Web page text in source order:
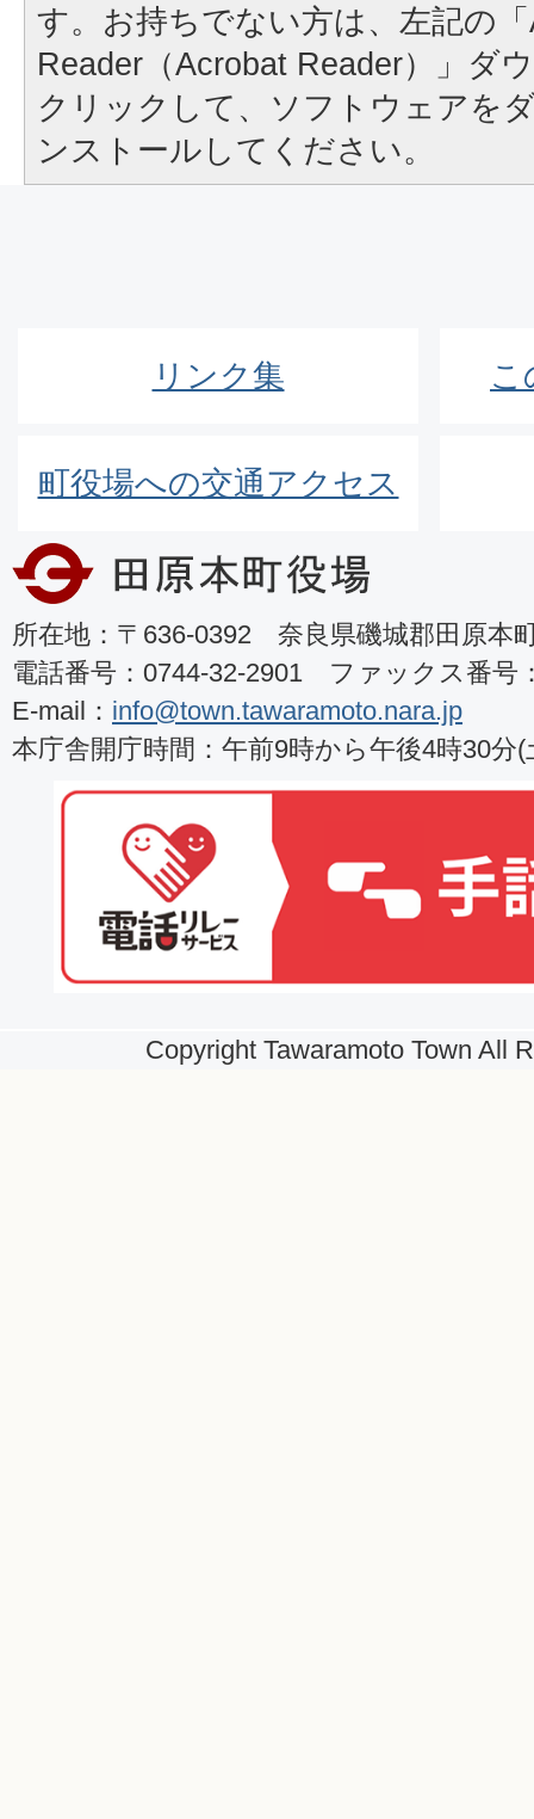
す。お持ちでない方は、左記の
Reader（Acrobat Reader）」ダ
クリックして、ソフトウェアを
ンストールしてください。
リンク集 こ
町役場への交通アクセス
所在地：〒636-0392 奈良県磯城郡田原本
電話番号：0744-32-2901 ファックス番号
E-mail： info@town.tawaramoto.nara.jp
本庁舎開庁時間：午前9時から午後4時30分
Copyright Tawaramoto Town All